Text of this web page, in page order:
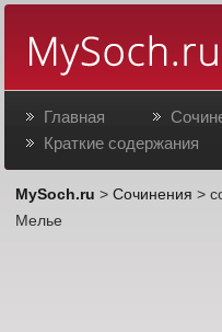
Главная
Краткие содержания
MySoch.ru >Сочинения >
Мелье